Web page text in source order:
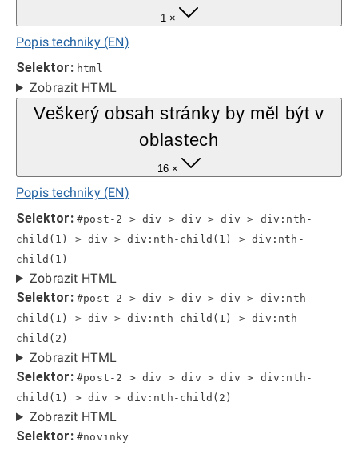
1 ×
Popis techniky (EN)
Selektor: html
Zobrazit HTML
Veškerý obsah stránky by měl být v
oblastech
16 ×
Popis techniky (EN)
Selektor: #post-2 > div > div > div > div:nth-
child(1) > div > div:nth-child(1) > div:nth-
child(1)
Zobrazit HTML
Selektor: #post-2 > div > div > div > div:nth-
child(1) > div > div:nth-child(1) > div:nth-
child(2)
Zobrazit HTML
Selektor: #post-2 > div > div > div > div:nth-
child(1) > div > div:nth-child(2)
Zobrazit HTML
Selektor: #novinky